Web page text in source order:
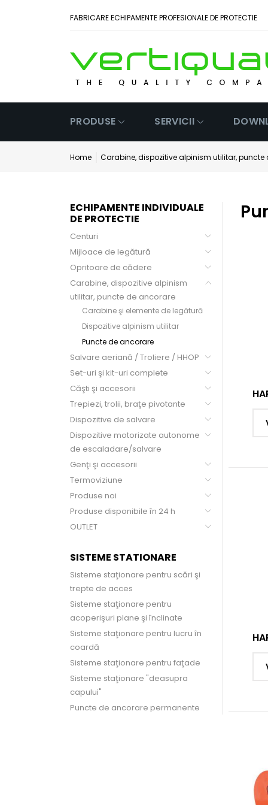
FABRICARE ECHIPAMENTE PROFESIONALE DE PROTECTIE
PRODUSE SERVICII
Home Carabine, dispozitive alpinism utilitar, puncte
ECHIPAMENTE INDIVIDUALE
DE PROTECTIE
Centuri
Mijloace de legătură
Opritoare de cădere
Carabine, dispozitive alpinism
utilitar, puncte de ancorare
Carabine şi elemente de legătură
Dispozitive alpinism utilitar
Puncte de ancorare
Salvare aeriană / Troliere / HHOP
Set-uri şi kit-uri complete
Căşti şi accesorii
Trepiezi, trolii, braţe pivotante
Dispozitive de salvare
Dispozitive motorizate autonome
de escaladare/salvare
Genţi şi accesorii
Termoviziune
Produse noi
Produse disponibile în 24 h
OUTLET
SISTEME STATIONARE
Sisteme staţionare pentru scări şi
trepte de acces
Sisteme staţionare pentru
acoperişuri plane şi înclinate
Sisteme staţionare pentru lucru în
coardă
Sisteme staţionare pentru faţade
Sisteme staţionare "deasupra
capului"
Puncte de ancorare permanente